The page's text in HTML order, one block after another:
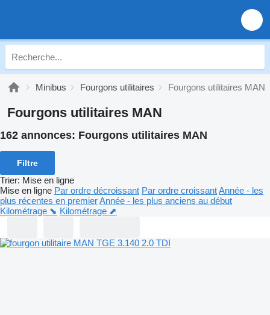
Minibus Fourgons utilitaires Fourgons utilitaires MAN
Fourgons utilitaires MAN
162 annonces: Fourgons utilitaires MAN
Filtre
Trier: Mise en ligne
Mise en ligne Par ordre décroissant Par ordre croissantAnnée - les
plus récentes en premierAnnée - les plus anciens au début
Kilométrage ⬊ Kilométrage ⬈